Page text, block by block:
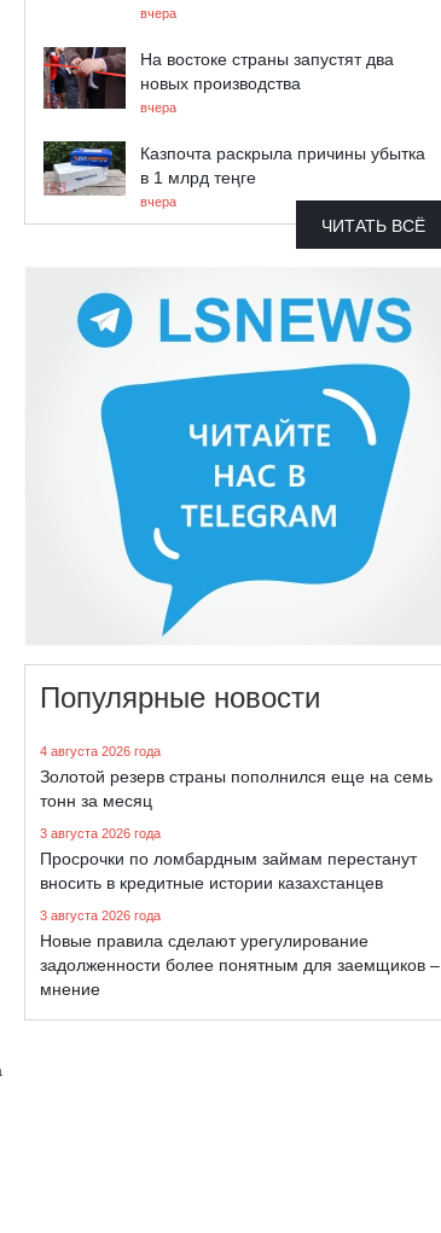
вчера
На востоке страны запустят два
новых производства
вчера
Казпочта раскрыла причины убытка
в 1 млрд теңге
вчера
ЧИТАТЬ ВСЁ
Популярные новости
4 августа 2026 года
Золотой резерв страны пополнился еще на семь
тонн за месяц
3 августа 2026 года
Просрочки по ломбардным займам перестанут
вносить в кредитные истории казахстанцев
3 августа 2026 года
Новые правила сделают урегулирование
задолженности более понятным для заемщиков –
мнение